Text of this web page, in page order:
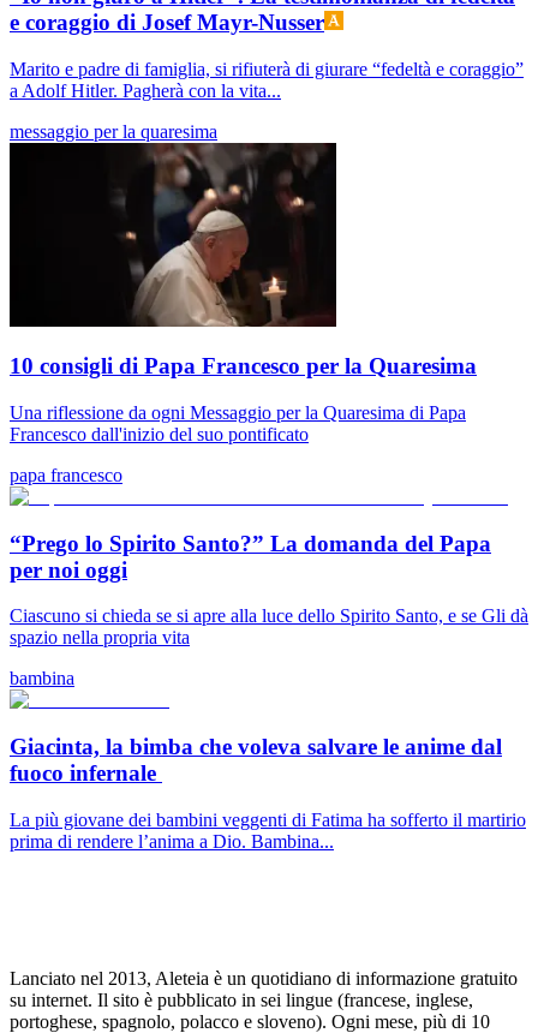
e coraggio di Josef Mayr-Nusser
Marito e padre di famiglia, si rifiuterà di giurare “fedeltà e coraggio”
a Adolf Hitler. Pagherà con la vita...
messaggio per la quaresima
10 consigli di Papa Francesco per la Quaresima
Una riflessione da ogni Messaggio per la Quaresima di Papa
Francesco dall'inizio del suo pontificato
papa francesco
“Prego lo Spirito Santo?” La domanda del Papa
per noi oggi
Ciascuno si chieda se si apre alla luce dello Spirito Santo, e se Gli dà
spazio nella propria vita
bambina
Giacinta, la bimba che voleva salvare le anime dal
fuoco infernale
La più giovane dei bambini veggenti di Fatima ha sofferto il martirio
prima di rendere l’anima a Dio. Bambina...
Lanciato nel 2013, Aleteia è un quotidiano di informazione gratuito
su internet. Il sito è pubblicato in sei lingue (francese, inglese,
portoghese, spagnolo, polacco e sloveno). Ogni mese, più di 10